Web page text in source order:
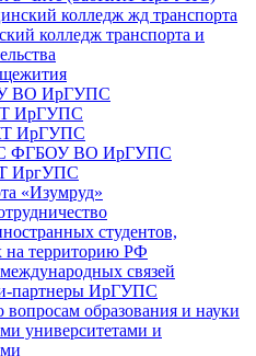
колледж жд транспорта
колледж транспорта и
ВО ИрГУПС
ИрГУПС
ИрГУПС
ФГБОУ ВО ИрГУПС
ИргУПС
«Изумруд»
студентов,
территорию РФ
связей
партнеры ИрГУПС
образования и науки
университетами и